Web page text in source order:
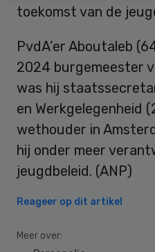
toekomst van de
PvdA’er Aboutaleb
2024 burgemeester
was hij
en Werkgelegenheid
wethouder in
hij onder meer
jeugdbeleid. (ANP)
Reageer op dit artikel
Meer over: